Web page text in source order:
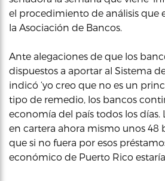
el procedimiento de análisis que
la Asociación de Bancos.
Ante alegaciones de que los
dispuestos a aportar al Sistema
indicó ‘yo creo que no es un
tipo de remedio, los bancos
economía del país todos los días.
en cartera ahora mismo unos 48
que si no fuera por esos
económico de Puerto Rico